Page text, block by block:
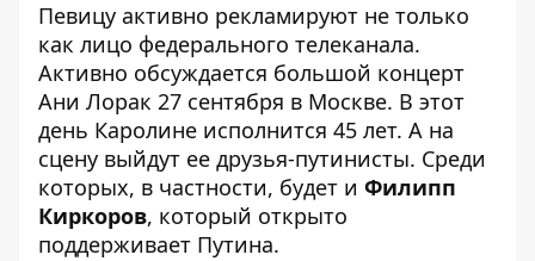
Певицу активно рекламируют не только
как лицо федерального телеканала.
Активно обсуждается большой концерт
Ани Лорак 27 сентября в Москве. В этот
день Каролине исполнится 45 лет. А на
сцену выйдут ее друзья-путинисты. Среди
которых, в частности, будет и Филипп
Киркоров, который открыто
поддерживает Путина.